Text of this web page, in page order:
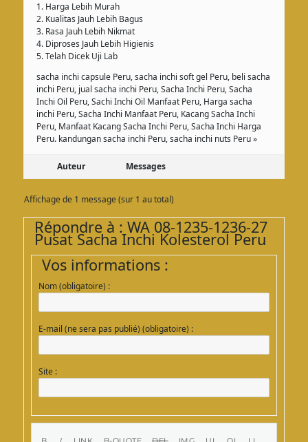
1. Harga Lebih Murah
2. Kualitas Jauh Lebih Bagus
3. Rasa Jauh Lebih Nikmat
4. Diproses Jauh Lebih Higienis
5. Telah Dicek Uji Lab
sacha inchi capsule Peru, sacha inchi soft gel Peru, beli sacha
inchi Peru, jual sacha inchi Peru, Sacha Inchi Peru, Sacha
Inchi Oil Peru, Sachi Inchi Oil Manfaat Peru, Harga sacha
inchi Peru, Sacha Inchi Manfaat Peru, Kacang Sacha Inchi
Peru, Manfaat Kacang Sacha Inchi Peru, Sacha Inchi Harga
Peru. kandungan sacha inchi Peru, sacha inchi nuts Peru »
Auteur Messages
Affichage de 1 message (sur 1 au total)
Répondre à : WA 08-1235-1236-27
Pusat Sacha Inchi Kolesterol Peru
Vos informations :
Nom (obligatoire) :
E-mail (ne sera pas publié) (obligatoire) :
Site :